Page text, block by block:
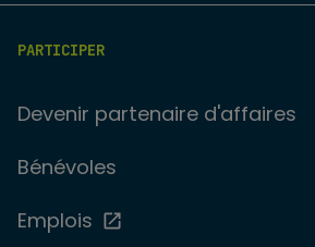
PARTICIPER
Devenir partenaire d'affaires
Bénévoles
Emplois